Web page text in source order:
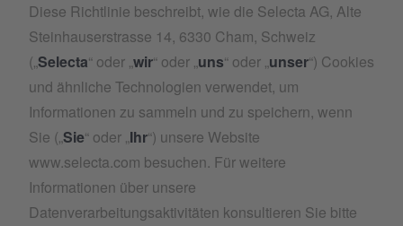
Diese Richtlinie beschreibt, wie die Selecta AG, Alte
Steinhauserstrasse 14, 6330 Cham, Schweiz
(„Selecta“ oder „wir“ oder „uns“ oder „unser“) Cookies
und ähnliche Technologien verwendet, um
Informationen zu sammeln und zu speichern, wenn
Sie („Sie“ oder „Ihr“) unsere Website
www.selecta.com besuchen. Für weitere
Informationen über unsere
Datenverarbeitungsaktivitäten konsultieren Sie bitte